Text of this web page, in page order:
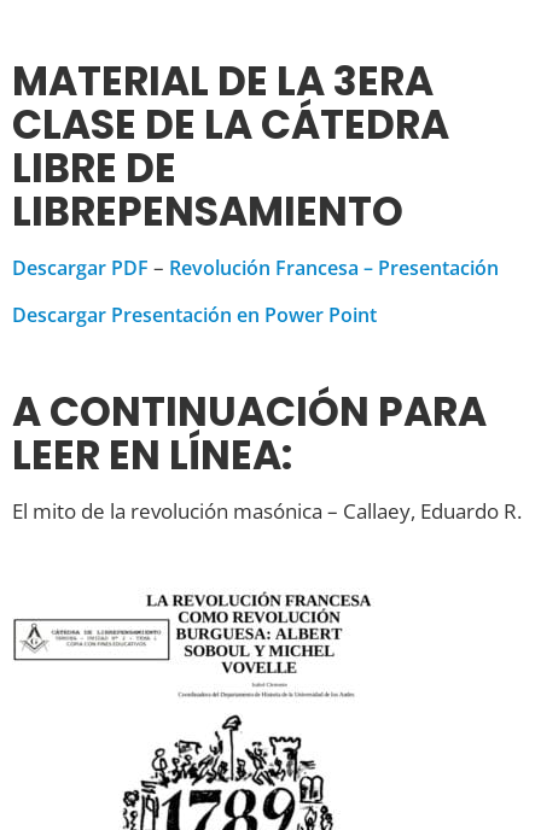
MATERIAL DE LA 3ERA
CLASE DE LA CÁTEDRA
LIBRE DE
LIBREPENSAMIENTO
Descargar PDF – Revolución Francesa – Presentación
Descargar Presentación en Power Point
A CONTINUACIÓN PARA
LEER EN LÍNEA:
El mito de la revolución masónica – Callaey, Eduardo R.